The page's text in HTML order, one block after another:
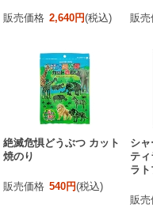
販売価格 2,640円(税込) 販売
絶滅危惧どうぶつ カット
焼のり
販売価格 540円(税込)
シ
テ
ラト
販売